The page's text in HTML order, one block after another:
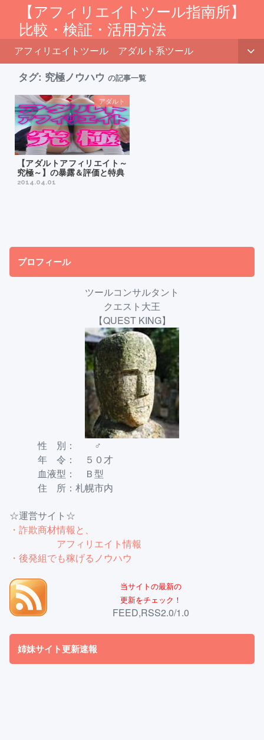
【アフィリエイトツール指南所】
比較・検証・活用方法
アフィリエイトツール アダルト系ツール
タグ: 究極ノウハウ の記事一覧
【アダルトアフィリエイト～
究極～】の暴露＆評価と特典
2014.04.01
アダルト
プロフィール
ツールコンサルタント
クエスト大王
【QUEST KING】
性 別： ♂
年 令： ５０才
血液型： Ｂ型
住 所：札幌市内
☆運営サイト☆
・詐欺商材情報と、
アフィリエイト情報
・後発組でも稼げるノウハウ
当サイトの最新の
更新をチェック！
FEED,RSS2.0/1.0
姉妹サイト更新速報